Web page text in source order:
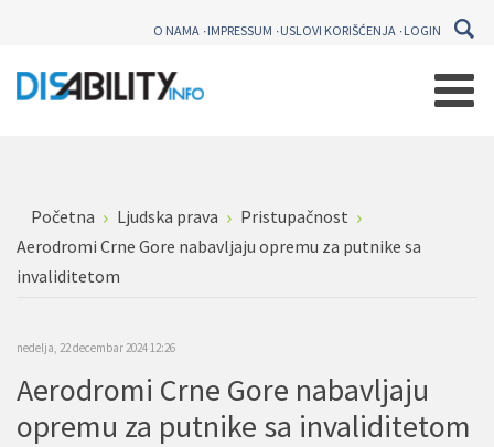
O NAMA IMPRESSUM USLOVI KORIŠĆENJA LOGIN
Početna Ljudska prava
Pristupačnost
Aerodromi Crne Gore nabavljaju opremu za putnike sa
invaliditetom
nedelja, 22 decembar 2024 12:26
Aerodromi Crne Gore nabavljaju
opremu za putnike sa invaliditetom